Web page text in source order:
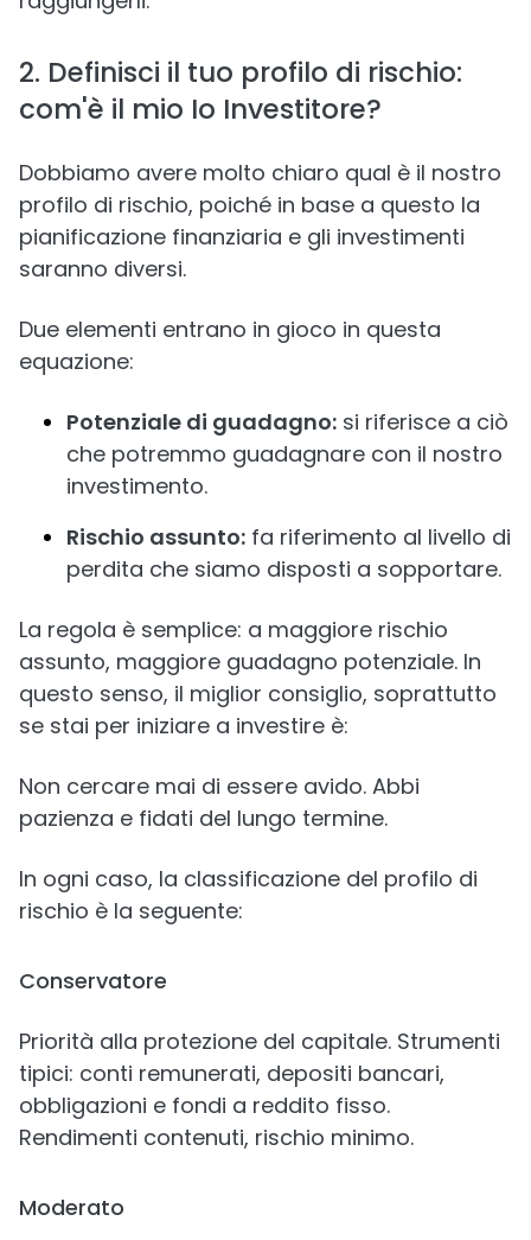
2. Definisci il tuo profilo di rischio:
com'è il mio Io Investitore?
Dobbiamo avere molto chiaro qual è il nostro
profilo di rischio, poiché in base a questo la
pianificazione finanziaria e gli investimenti
saranno diversi.
Due elementi entrano in gioco in questa
equazione:
Potenziale di guadagno: si riferisce a ciò
che potremmo guadagnare con il nostro
investimento.
Rischio assunto: fa riferimento al livello di
perdita che siamo disposti a sopportare.
La regola è semplice: a maggiore rischio
assunto, maggiore guadagno potenziale. In
questo senso, il miglior consiglio, soprattutto
se stai per iniziare a investire è:
Non cercare mai di essere avido. Abbi
pazienza e fidati del lungo termine.
In ogni caso, la classificazione del profilo di
rischio è la seguente:
Conservatore
Priorità alla protezione del capitale. Strumenti
tipici: conti remunerati, depositi bancari,
obbligazioni e fondi a reddito fisso.
Rendimenti contenuti, rischio minimo.
Moderato